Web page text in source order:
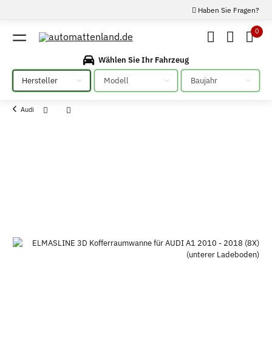
Haben Sie Fragen?
0
Wählen Sie Ihr Fahrzeug
Bitte auswählen
Bitte auswählen Bitte auswählen
Audi